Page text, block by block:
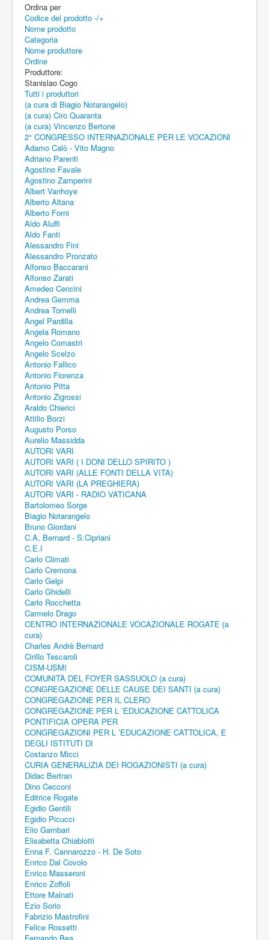
Ordina per
Codice del prodotto -/+
Nome prodotto
Categoria
Nome produttore
Ordine
Produttore:
Stanislao Cogo
Tutti i produttori
(a cura di Biagio Notarangelo)
(a cura) Ciro Quaranta
(a cura) Vincenzo Bertone
2° CONGRESSO INTERNAZIONALE PER LE VOCAZIONI
Adamo Calò - Vito Magno
Adriano Parenti
Agostino Favale
Agostino Zamperini
Albert Vanhoye
Alberto Altana
Alberto Forni
Aldo Aluffi
Aldo Fanti
Alessandro Fini
Alessandro Pronzato
Alfonso Baccarani
Alfonso Zarati
Amedeo Cencini
Andrea Gemma
Andrea Tornelli
Angel Pardilla
Angela Romano
Angelo Comastri
Angelo Scelzo
Antonio Fallico
Antonio Fiorenza
Antonio Pitta
Antonio Zigrossi
Araldo Chierici
Attilio Borzi
Augusto Porso
Aurelio Massidda
AUTORI VARI
AUTORI VARI ( I DONI DELLO SPIRITO )
AUTORI VARI (ALLE FONTI DELLA VITA)
AUTORI VARI (LA PREGHIERA)
AUTORI VARI - RADIO VATICANA
Bartolomeo Sorge
Biagio Notarangelo
Bruno Giordani
C.A, Bernard - S.Cipriani
C.E.I
Carlo Climati
Carlo Cremona
Carlo Gelpi
Carlo Ghidelli
Carlo Rocchetta
Carmelo Drago
CENTRO INTERNAZIONALE VOCAZIONALE ROGATE (a
cura)
Charles Andrè Bernard
Cirillo Tescaroli
CISM-USMI
COMUNITÀ DEL FOYER SASSUOLO (a cura)
CONGREGAZIONE DELLE CAUSE DEI SANTI (a cura)
CONGREGAZIONE PER IL CLERO
CONGREGAZIONE PER L ’EDUCAZIONE CATTOLICA
PONTIFICIA OPERA PER
CONGREGAZIONI PER L ’EDUCAZIONE CATTOLICA, E
DEGLI ISTITUTI DI
Costanzo Micci
CURIA GENERALIZIA DEI ROGAZIONISTI (a cura)
Didac Bertran
Dino Cecconi
Editrice Rogate
Egidio Gentili
Egidio Picucci
Elio Gambari
Elisabetta Chiablotti
Enna F. Cannarozzo - H. De Soto
Enrico Dal Covolo
Enrico Masseroni
Enrico Zoffoli
Ettore Malnati
Ezio Sorio
Fabrizio Mastrofini
Felice Rossetti